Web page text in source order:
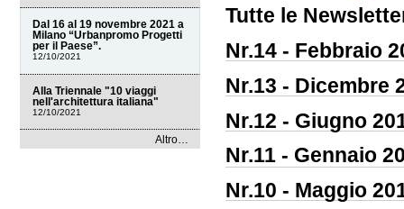
Dal 16 al 19 novembre 2021 a
Milano “Urbanpromo Progetti
per il Paese”.
12/10/2021
Alla Triennale "10 viaggi
nell'architettura italiana"
12/10/2021
dal
Altro…
Tutte le
Nr.14 - Febbraio
Nr.13 - Dicembre
Nr.12 - Giugno
Nr.11 - Gennaio
Nr.10 - Maggio